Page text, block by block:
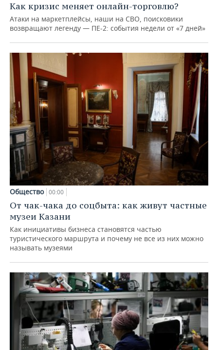
Как кризис меняет онлайн-торговлю?
Атаки на маркетплейсы, наши на СВО, поисковики
возвращают легенду — ПЕ-2: события недели от «7 дней»
Общество 00:00
От чак-чака до соцбыта: как живут частные
музеи Казани
Как инициативы бизнеса становятся частью
туристического маршрута и почему не все из них можно
называть музеями